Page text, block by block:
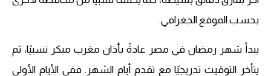
بحسب الموقع الجغرافي.
يبدأ شهر رمضان في مصر عادةً بأذان مغرب مبكر نسبيًا، ثم
يتأخر التوقيت تدريجيًا مع تقدم أيام الشهر. ففي الأيام الأولى